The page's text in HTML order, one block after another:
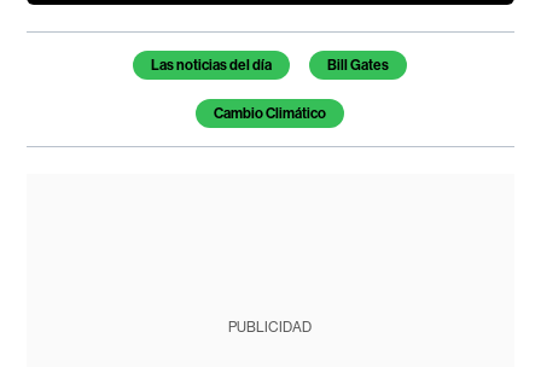
Temas de este artículo
Las noticias del día Bill Gates
Cambio Climático
PUBLICIDAD